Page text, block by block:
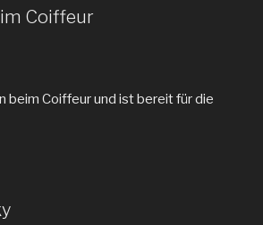
Coiffeur
beim Coiffeur und ist bereit für die